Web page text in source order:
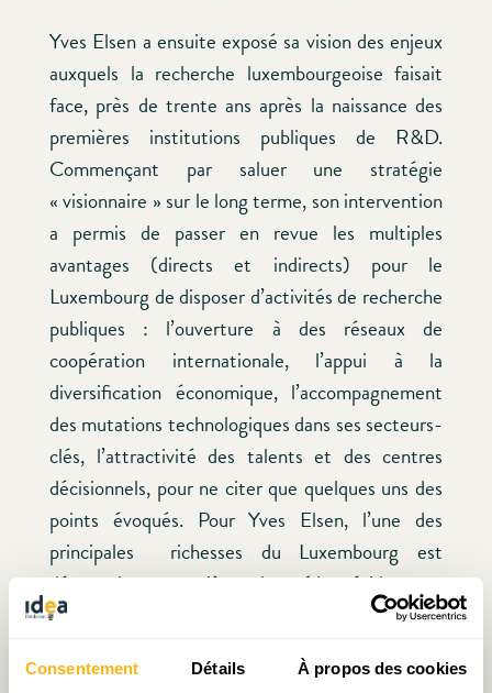
Consentement Détails À propos des cookies
Yves Elsen a ensuite exposé sa vision des enjeux
auxquels la recherche luxembourgeoise faisait
face, près de trente ans après la naissance des
premières institutions publiques de R&D.
Commençant par saluer une stratégie
« visionnaire » sur le long terme, son intervention
a permis de passer en revue les multiples
avantages (directs et indirects) pour le
Luxembourg de disposer d’activités de recherche
publiques : l’ouverture à des réseaux de
coopération internationale, l’appui à la
diversification économique, l’accompagnement
des mutations technologiques dans ses secteurs-
clés, l’attractivité des talents et des centres
décisionnels, pour ne citer que quelques uns des
points évoqués. Pour Yves Elsen, l’une des
principales richesses du Luxembourg est
désormais sa « matière grise » (des résidents et
frontaliers).
Des avancées dans la politique de recherche